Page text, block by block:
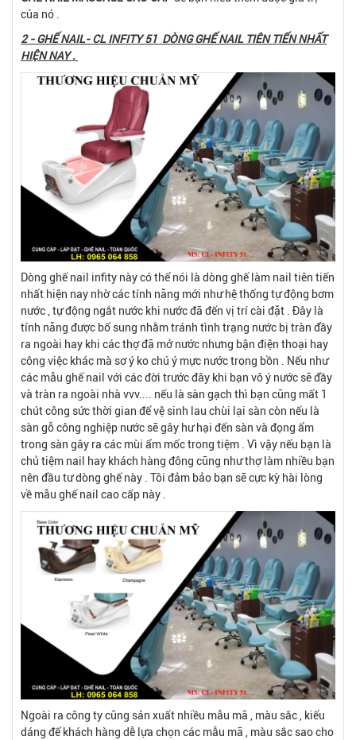
của nó .
2 - GHẾ NAIL- CL INFITY 51 DÒNG GHẾ NAIL TIÊN TIẾN NHẤT
HIỆN NAY .
Dòng ghế nail infity này có thể nói là dòng ghế làm nail tiên tiến
nhất hiện nay nhờ các tính năng mới như hệ thống tự động bơm
nước , tự động ngắt nước khi nước đã đến vị trí cài đặt . Đây là
tính năng được bổ sung nhằm tránh tình trạng nước bị tràn đầy
ra ngoài hay khi các thợ đã mở nước nhưng bận điện thoại hay
công việc khác mà sơ ý ko chú ý mực nước trong bồn . Nếu như
các mẫu ghế nail với các đời trước đây khi bạn vô ý nước sẽ đầy
và tràn ra ngoài nhà vvv.... nếu là sàn gạch thì bạn cũng mất 1
chút công sức thời gian để vệ sinh lau chùi lại sàn còn nếu là
sàn gỗ công nghiệp nước sẽ gây hư hại đến sàn và đọng ẩm
trong sàn gây ra các mùi ẩm mốc trong tiệm . Vì vậy nếu bạn là
chủ tiệm nail hay khách hàng đông cũng như thợ làm nhiều bạn
nên đầu tư dòng ghế này . Tôi đảm bảo bạn sẽ cực kỳ hài lòng
về mẫu ghế nail cao cấp này .
Ngoài ra công ty cũng sản xuất nhiều mẫu mã , màu sắc , kiểu
dáng để khách hàng dễ lựa chọn các mẫu mã , màu sắc sao cho